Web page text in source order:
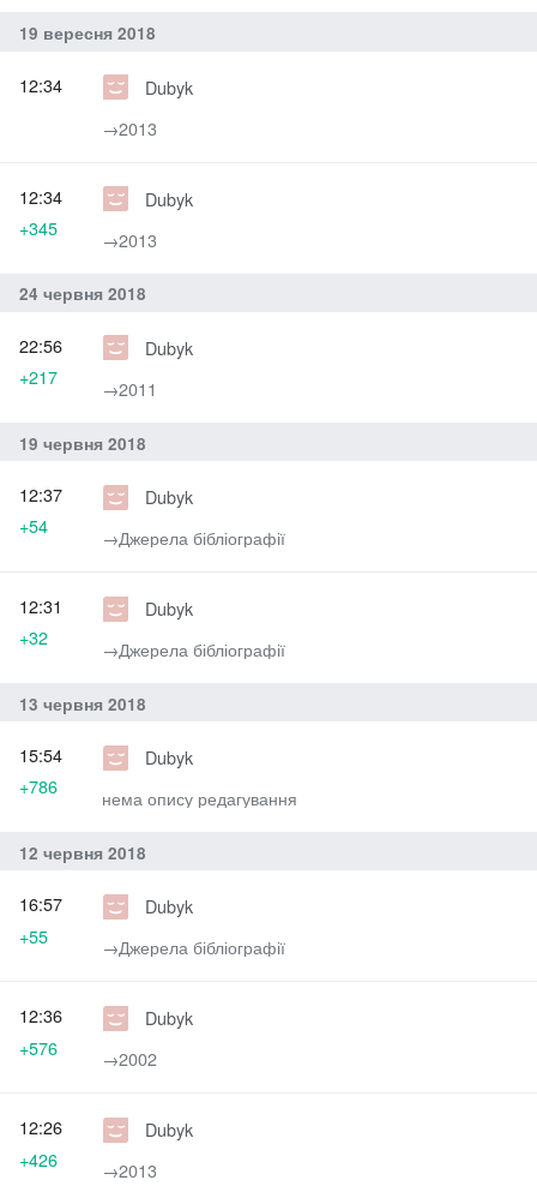
19 вересня 2018
Dubyk
→‎2013
12:34
Dubyk
→‎2013
12:34
+345
24 червня 2018
Dubyk
→‎2011
22:56
+217
19 червня 2018
Dubyk
→‎Джерела бібліографії
12:37
+54
Dubyk
→‎Джерела бібліографії
12:31
+32
13 червня 2018
Dubyk
нема опису редагування
15:54
+786
12 червня 2018
Dubyk
→‎Джерела бібліографії
16:57
+55
Dubyk
→‎2002
12:36
+576
Dubyk
→‎2013
12:26
+426